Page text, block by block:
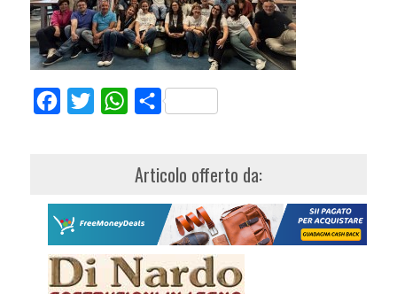
FacebookTwitterWhatsApp
Share
Articolo offerto da: